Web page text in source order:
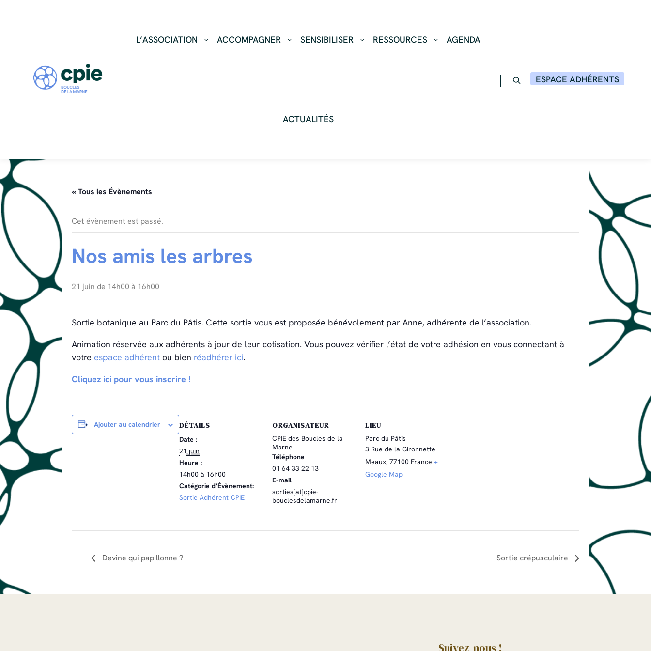
L’ASSOCIATION ACCOMPAGNER SENSIBILISER RESSOURCES AGENDA
ACTUALITÉS
ESPACE ADHÉRENTS
« Tous les Évènements
Cet évènement est passé.
Nos amis les arbres
21 juin de 14h00 à 16h00
Sortie botanique au Parc du Pâtis. Cette sortie vous est proposée bénévolement par Anne, adhérente de l’association.
Animation réservée aux adhérents à jour de leur cotisation. Vous pouvez vérifier l’état de votre adhésion en vous connectant à
votre espace adhérent ou bien réadhérer ici.
Cliquez ici pour vous inscrire !
Ajouter au calendrier DÉTAILS
Date :
21 juin
Heure :
14h00 à 16h00
Catégorie d’Évènement:
Sortie Adhérent CPIE
ORGANISATEUR
CPIE des Boucles de la
Marne
Téléphone
01 64 33 22 13
E-mail
sorties[at]cpie-
bouclesdelamarne.fr
LIEU
Parc du Pâtis
3 Rue de la Gironnette
Meaux, 77100 France +
Google Map
Devine qui papillonne ? Sortie crépusculaire
Suivez-nous !